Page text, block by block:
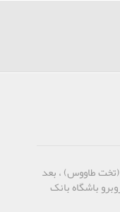
طاووس) ، بعد
باشگاه بانک